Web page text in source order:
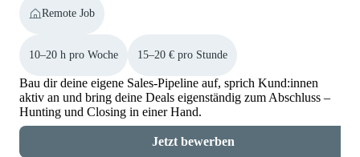
Remote Job
10–20 h pro Woche 15–20 € pro Stunde
Bau dir deine eigene Sales-Pipeline auf, sprich Kund:innen
aktiv an und bring deine Deals eigenständig zum Abschluss –
Hunting und Closing in einer Hand.
Jetzt bewerben